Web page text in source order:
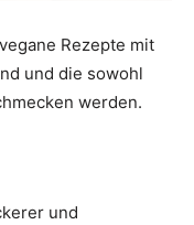
Rezepte mit
und die sowohl
werden.
und